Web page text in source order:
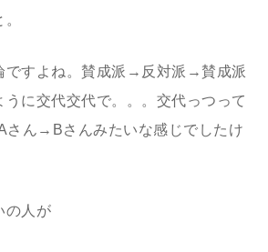
ですよね。賛成派→反対派→賛成派
に交代交代で。。。交代っつって
ん→Bさんみたいな感じでしたけ
の人が